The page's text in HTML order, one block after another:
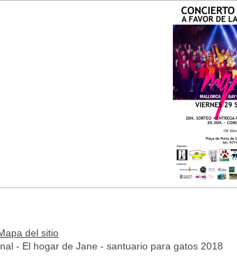
del sitio
- El hogar de Jane - santuario para gatos 2018